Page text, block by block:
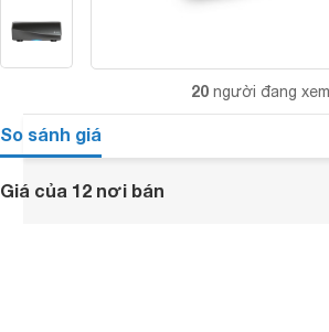
20 người đang xem
So sánh giá
Giá của 12 nơi bán